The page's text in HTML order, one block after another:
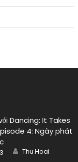
Dancing: It Takes
4: Ngày phát
Author
Thu Hoai